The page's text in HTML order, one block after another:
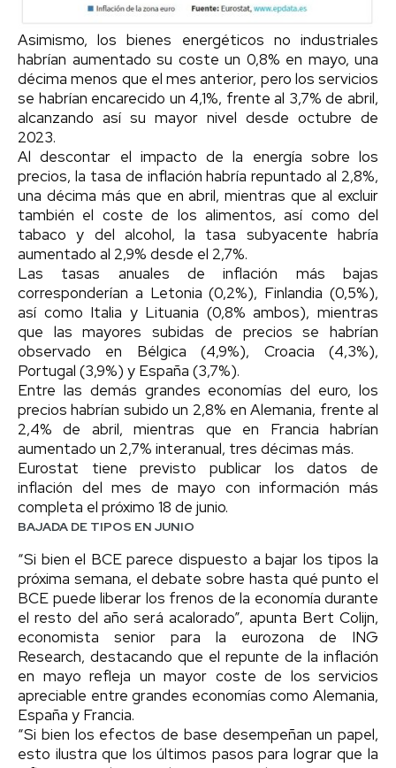
Asimismo, los bienes energéticos no industriales
habrían aumentado su coste un 0,8% en mayo, una
décima menos que el mes anterior, pero los servicios
se habrían encarecido un 4,1%, frente al 3,7% de abril,
alcanzando así su mayor nivel desde octubre de
2023.
Al descontar el impacto de la energía sobre los
precios, la tasa de inflación habría repuntado al 2,8%,
una décima más que en abril, mientras que al excluir
también el coste de los alimentos, así como del
tabaco y del alcohol, la tasa subyacente habría
aumentado al 2,9% desde el 2,7%.
Las tasas anuales de inflación más bajas
corresponderían a Letonia (0,2%), Finlandia (0,5%),
así como Italia y Lituania (0,8% ambos), mientras
que las mayores subidas de precios se habrían
observado en Bélgica (4,9%), Croacia (4,3%),
Portugal (3,9%) y España (3,7%).
Entre las demás grandes economías del euro, los
precios habrían subido un 2,8% en Alemania, frente al
2,4% de abril, mientras que en Francia habrían
aumentado un 2,7% interanual, tres décimas más.
Eurostat tiene previsto publicar los datos de
inflación del mes de mayo con información más
completa el próximo 18 de junio.
BAJADA DE TIPOS EN JUNIO
“Si bien el BCE parece dispuesto a bajar los tipos la
próxima semana, el debate sobre hasta qué punto el
BCE puede liberar los frenos de la economía durante
el resto del año será acalorado”, apunta Bert Colijn,
economista senior para la eurozona de ING
Research, destacando que el repunte de la inflación
en mayo refleja un mayor coste de los servicios
apreciable entre grandes economías como Alemania,
España y Francia.
“Si bien los efectos de base desempeñan un papel,
esto ilustra que los últimos pasos para lograr que la